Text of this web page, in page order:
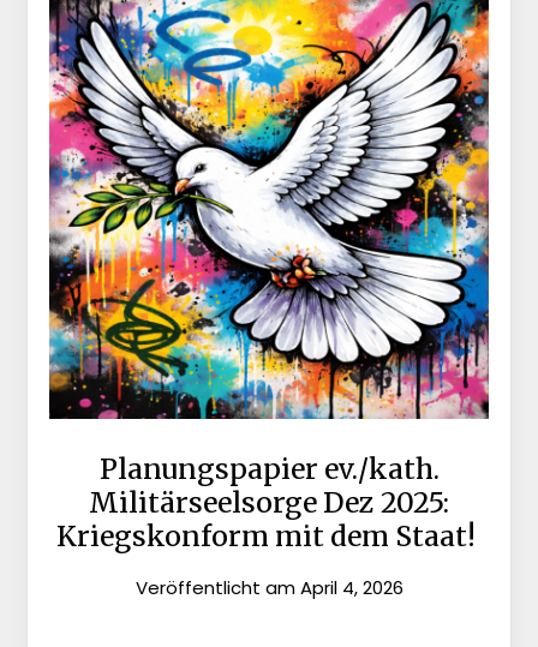
Planungspapier ev./kath.
Militärseelsorge Dez 2025:
Kriegskonform mit dem Staat!
Veröffentlicht amApril 4, 2026